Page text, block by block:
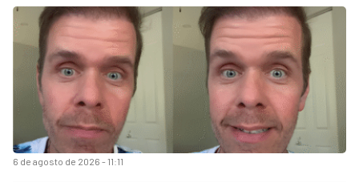
6 de agosto de 2026 - 11:11